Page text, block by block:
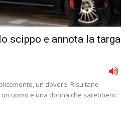
scippo e annota la targa
un dovere. Risultano
uomo e una donna che sarebbero